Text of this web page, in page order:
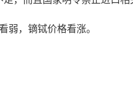
，镝铽价格看涨。